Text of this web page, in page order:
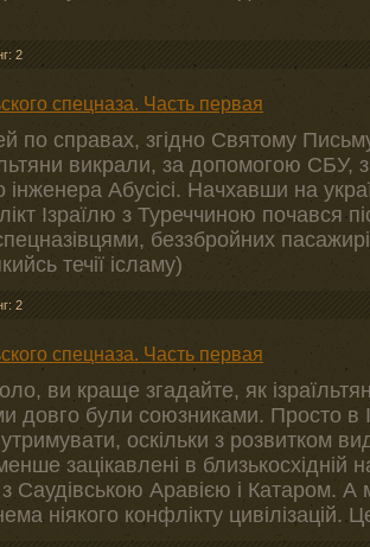
2
спецназа. Часть первая
по справах, згідно Святому
викрали, за допомогою СБУ, з
інженера Абусісі. Начхавши на
Ізраїлю з Туреччиною почався
беззбройних
течії ісламу)
2
спецназа. Часть первая
ви краще згадайте, як
довго були союзниками. Просто
оскільки з розвитком
зацікавлені в
з Саудівською Аравією і Катаром.
ніякого конфлікту цивілізацій.